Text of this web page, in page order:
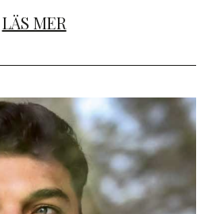
LÄS MER